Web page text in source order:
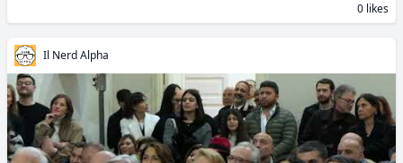
0 likes
Il Nerd Alpha